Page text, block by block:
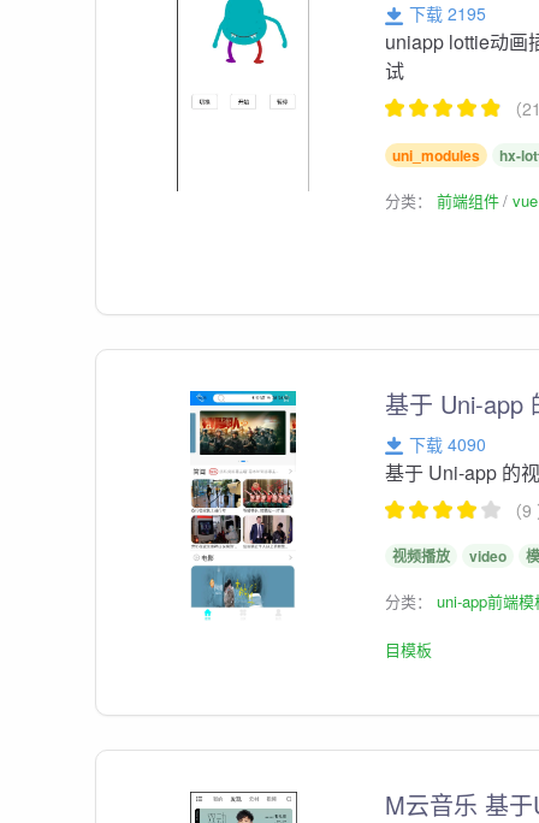
下载 2195
uniapp lottie动画
试
（
uni_modules hx-
分类：前端组件
基于 Uni-app
下载 4090
基于 Uni-app 的
（
视频播放 video
分类：uni-app前端模
目模板
M云音乐 基